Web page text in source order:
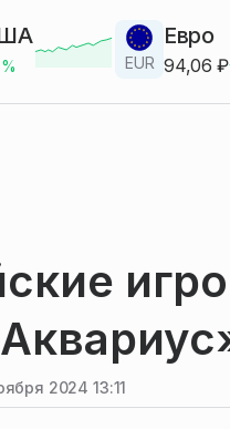
% EUR
Евро
94,06 ₽
2024 13:11